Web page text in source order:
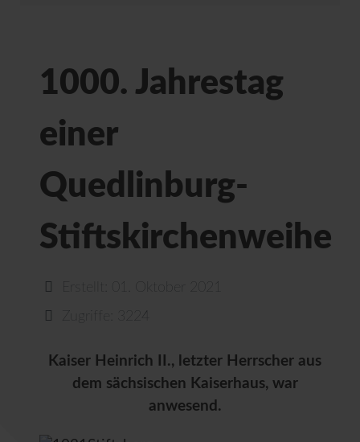
1000. Jahrestag
einer
Quedlinburg-
Stiftskirchenweihe
Zugriffe: 3224
Kaiser Heinrich II., letzter Herrscher aus
dem sächsischen Kaiserhaus, war
anwesend.